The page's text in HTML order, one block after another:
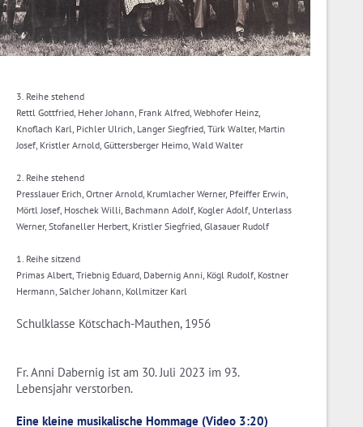
3. Reihe stehend
Rettl Gottfried, Heher Johann, Frank Alfred, Webhofer Heinz,
Knoflach Karl, Pichler Ulrich, Langer Siegfried, Türk Walter, Martin
Josef, Kristler Arnold, Güttersberger Heimo, Wald Walter
2. Reihe stehend
Presslauer Erich, Ortner Arnold, Krumlacher Werner, Pfeiffer Erwin,
Mörtl Josef, Hoschek Willi, Bachmann Adolf, Kogler Adolf, Unterlass
Werner, Stofaneller Herbert, Kristler Siegfried, Glasauer Rudolf
1. Reihe sitzend
Primas Albert, Triebnig Eduard, Dabernig Anni, Kögl Rudolf, Kostner
Hermann, Salcher Johann, Kollmitzer Karl
Schulklasse Kötschach-Mauthen, 1956
Fr. Anni Dabernig ist am 30. Juli 2023 im 93.
Lebensjahr verstorben.
Eine kleine musikalische Hommage (Video 3:20)